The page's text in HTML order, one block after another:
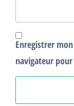
Enregistrer
navigateur